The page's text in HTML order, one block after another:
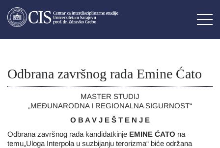
Odbrana završnog rada Emine Ćato
MASTER STUDIJ
„MEĐUNARODNA I REGIONALNA SIGURNOST“
O B A V J E Š T E N J E
Odbrana završnog rada kandidatkinje EMINE ĆATO na
temu„Uloga Interpola u suzbijanju terorizma“ biće održana